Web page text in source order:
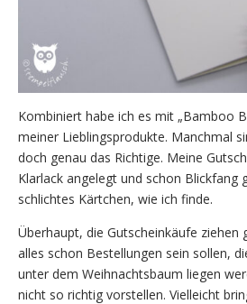
Kombiniert habe ich es mit „Bamboo
meiner Lieblingsprodukte. Manchmal
doch genau das Richtige. Meine
Klarlack angelegt und schon Blickfang
schlichtes Kärtchen, wie ich finde.
Überhaupt, die Gutscheinkäufe ziehen
alles schon Bestellungen sein sollen,
unter dem Weihnachtsbaum liegen
nicht so richtig vorstellen. Vielleicht